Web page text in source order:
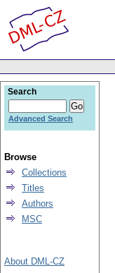
Search
Advanced Search
Browse
Collections
Titles
Authors
MSC
About DML-CZ